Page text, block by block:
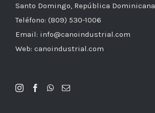
Santo Domingo, República Dominicana
Teléfono: (809) 530-1006
Email: info@canoindustrial.com
Web: canoindustrial.com